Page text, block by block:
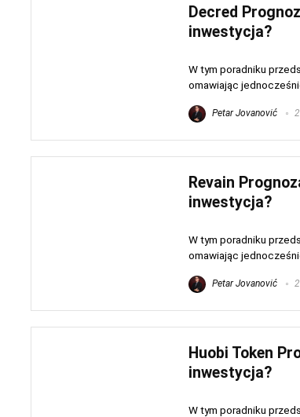
Decred
inwestycja?
W tym poradniku
omawiając
Petar Jovanović
Revain
inwestycja?
W tym poradniku
omawiając
Petar Jovanović
Huobi Token
inwestycja?
W tym poradniku